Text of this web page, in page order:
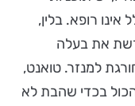
רופא. בלין,
את בעלה
למנזר. טואנט,
בכדי שהבת לא